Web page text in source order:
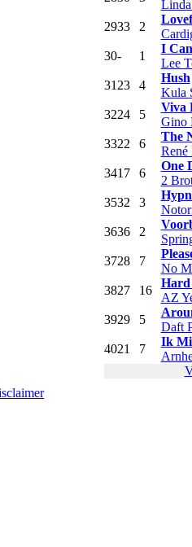
Linda
2933 2
30- 1
I
Lee
31 23 4
Hush
Kula
3224 5
Viva
Gino
3322 6
The
René
3417 6
One
2
3532 3
3636 2
3728 7
No
3827 16
Hard
AZ
3929 5
Daft
4021 7
Ik